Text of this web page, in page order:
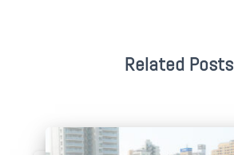
Related Posts